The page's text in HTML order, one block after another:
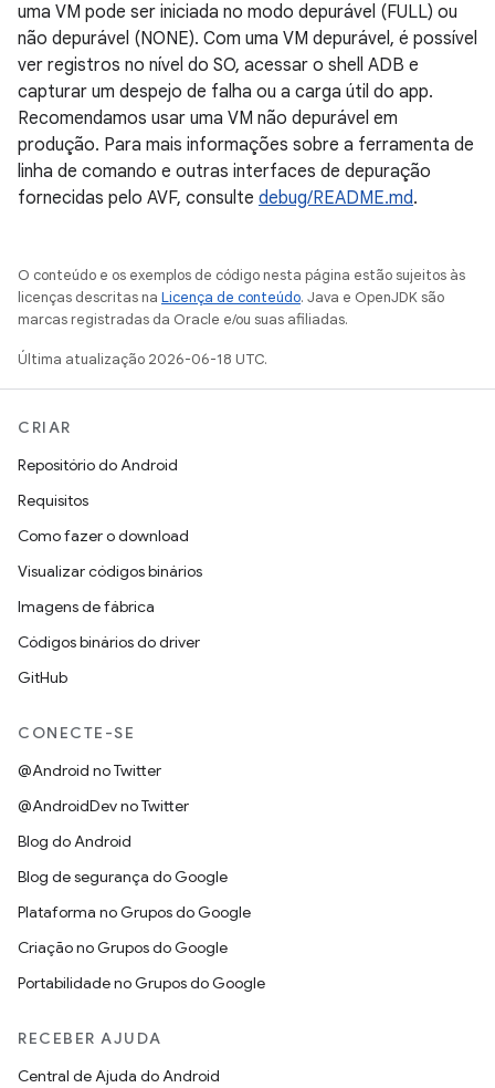
uma VM pode ser iniciada no modo depurável (FULL) ou
não depurável (NONE). Com uma VM depurável, é possível
ver registros no nível do SO, acessar o shell ADB e
capturar um despejo de falha ou a carga útil do app.
Recomendamos usar uma VM não depurável em
produção. Para mais informações sobre a ferramenta de
linha de comando e outras interfaces de depuração
fornecidas pelo AVF, consulte debug/README.md.
O conteúdo e os exemplos de código nesta página estão sujeitos às
licenças descritas na Licença de conteúdo. Java e OpenJDK são
marcas registradas da Oracle e/ou suas afiliadas.
Última atualização 2026-06-18 UTC.
CRIAR
Repositório do Android
Requisitos
Como fazer o download
Visualizar códigos binários
Imagens de fábrica
Códigos binários do driver
GitHub
CONECTE-SE
@Android no Twitter
@AndroidDev no Twitter
Blog do Android
Blog de segurança do Google
Plataforma no Grupos do Google
Criação no Grupos do Google
Portabilidade no Grupos do Google
RECEBER AJUDA
Central de Ajuda do Android